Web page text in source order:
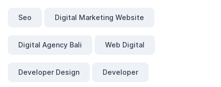
Seo Digital Marketing Website
Digital Agency Bali Web Digital
Developer Design Developer